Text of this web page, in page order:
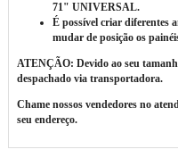
71" UNIVERSAL.
É possível criar diferentes
mudar de posição os
ATENÇÃO: Devido ao seu
despachado via transportadora.
Chame nossos vendedores no
seu endereço.